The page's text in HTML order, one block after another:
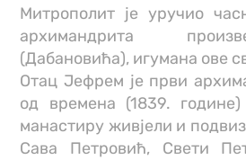
Митрополит је уручио
архимандрита
(Дабановића), игумана ове
Отац Јефрем је први
од времена (1839.
манастиру живјели и
Сава Петровић, Свети